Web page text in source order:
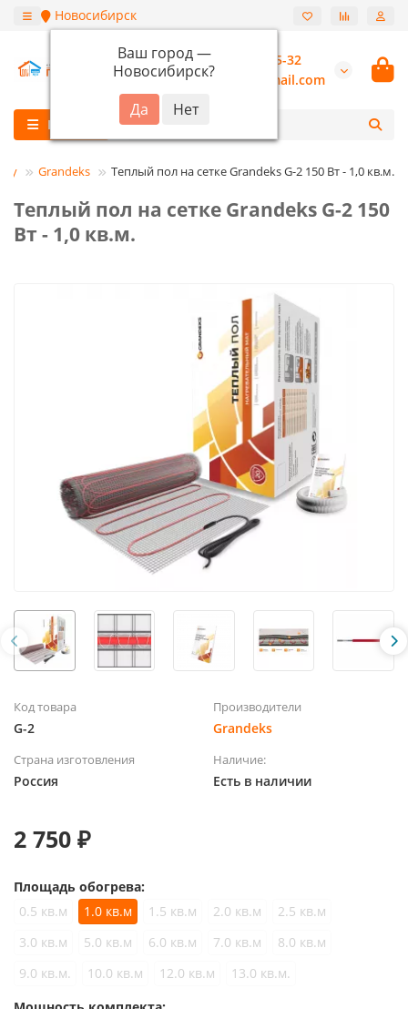
Новосибирск
Ваш город —
Новосибирск?
+7 (913) 987-55-32
burannsk@gmail.com
Каталог
Grandeks Теплый пол на сетке Grandeks G-2 150 Вт - 1,0 кв.м.
Теплый пол на сетке Grandeks G-2 150
Вт - 1,0 кв.м.
Код товара
G-2
Производители
Grandeks
Страна изготовления
Россия
Наличие:
Есть в наличии
2 750 ₽
Площадь обогрева:
0.5 кв.м
1.0 кв.м 1.5 кв.м 2.0 кв.м
2.5 кв.м
3.0 кв.м
5.0 кв.м 6.0 кв.м 7.0 кв.м
8.0 кв.м
9.0 кв.м.
10.0 кв.м 12.0 кв.м
13.0 кв.м.